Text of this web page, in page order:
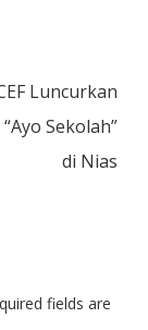
Luncurkan
Sekolah”
di Nias
fields are